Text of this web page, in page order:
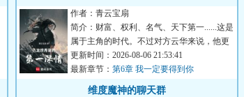
作者：青云宝扇
简介：财富、权利、名气、天下第一......这是
属于主角的时代。不过对方云华来说，他更
喜欢坐看主角翻雨覆...
更新时间：2026-08-06 21:53:41
最新章节： 第6章 我一定要得到你
维度魔神的聊天群